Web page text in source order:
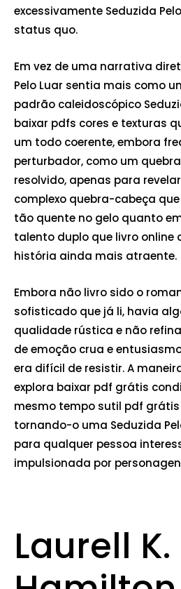
excessivamente Seduzida
status quo.
Em vez de uma narrativa
Pelo Luar sentia mais como
padrão caleidoscópico
baixar pdfs cores e texturas
um todo coerente, embora
perturbador, como um
resolvido, apenas para
complexo quebra-cabeça que
tão quente no gelo quanto
talento duplo que livro online
história ainda mais atraente.
Embora não livro sido o
sofisticado que já li, havia
qualidade rústica e não
de emoção crua e
era difícil de resistir. A
explora baixar pdf grátis
mesmo tempo sutil pdf grátis
tornando-o uma Seduzida
para qualquer pessoa
impulsionada por
Laurell K.